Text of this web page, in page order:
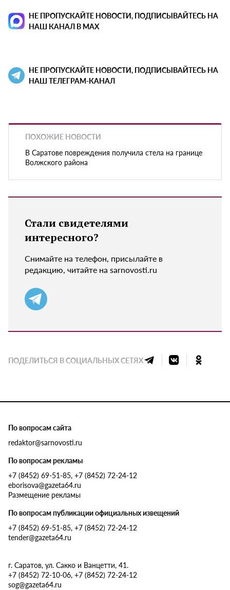
НЕ ПРОПУСКАЙТЕ НОВОСТИ, ПОДПИСЫВАЙТЕСЬ НА
НАШ КАНАЛ В MAX
НЕ ПРОПУСКАЙТЕ НОВОСТИ, ПОДПИСЫВАЙТЕСЬ НА
НАШ ТЕЛЕГРАМ-КАНАЛ
ПОХОЖИЕ НОВОСТИ
В Саратове повреждения получила стела на границе
Волжского района
Стали свидетелями
интересного?
Снимайте на телефон, присылайте в
редакцию, читайте на sarnovosti.ru
ПОДЕЛИТЬСЯ В СОЦИАЛЬНЫХ СЕТЯХ
По вопросам сайта
redaktor@sarnovosti.ru
По вопросам рекламы
+7 (8452) 69-51-85, +7 (8452) 72-24-12
eborisova@gazeta64.ru
Размещение рекламы
По вопросам публикации официальных извещений
+7 (8452) 69-51-85, +7 (8452) 72-24-12
tender@gazeta64.ru
г. Саратов, ул. Сакко и Ванцетти, 41.
+7 (8452) 72-10-06, +7 (8452) 72-24-12
sog@gazeta64.ru